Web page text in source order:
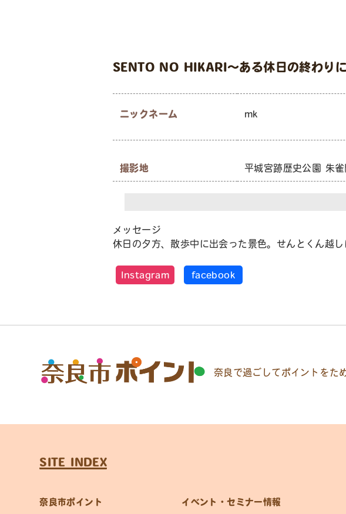
SENTO NO HIKARI〜ある休日の終わり
ニックネーム mk
撮影地 平城宮跡歴史公園 朱
メッセージ
休日の夕方、散歩中に出会った景色。せんとくん越し
Instagram facebook
奈良で過ごしてポイントをた
SITE INDEX
奈良市ポイント イベント・セミナー情報